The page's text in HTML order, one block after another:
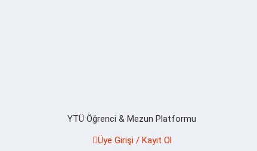
YTÜ Öğrenci & Mezun Platformu
Üye Girişi / Kayıt Ol